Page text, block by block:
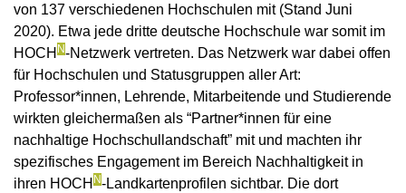
von 137 verschiedenen Hochschulen mit (Stand Juni
2020). Etwa jede dritte deutsche Hochschule war somit im
HOCH N-Netzwerk vertreten. Das Netzwerk war dabei offen
für Hochschulen und Statusgruppen aller Art:
Professor*innen, Lehrende, Mitarbeitende und Studierende
wirkten gleichermaßen als “Partner*innen für eine
nachhaltige Hochschullandschaft” mit und machten ihr
spezifisches Engagement im Bereich Nachhaltigkeit in
ihren HOCH N-Landkartenprofilen sichtbar. Die dort